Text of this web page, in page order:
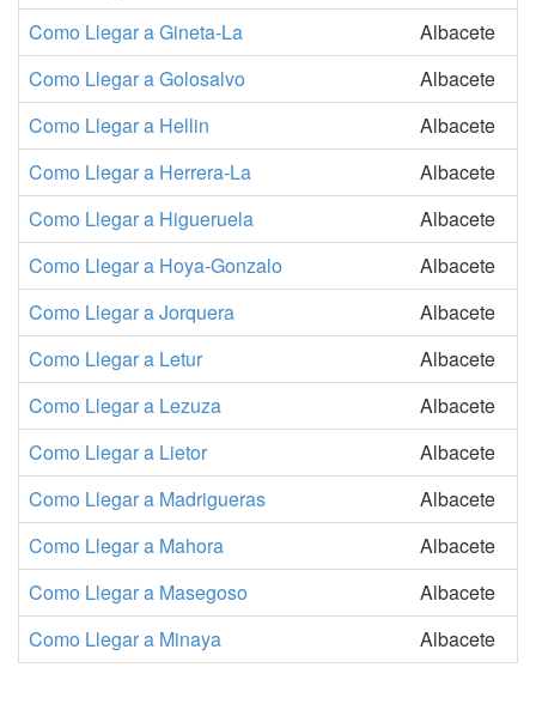
Como Llegar a Gineta-La
Albacete
Como Llegar a Golosalvo
Albacete
Como Llegar a Hellin
Albacete
Como Llegar a Herrera-La
Albacete
Como Llegar a Higueruela
Albacete
Como Llegar a Hoya-Gonzalo
Albacete
Como Llegar a Jorquera
Albacete
Como Llegar a Letur
Albacete
Como Llegar a Lezuza
Albacete
Como Llegar a Lietor
Albacete
Como Llegar a Madrigueras
Albacete
Como Llegar a Mahora
Albacete
Como Llegar a Masegoso
Albacete
Como Llegar a Minaya
Albacete